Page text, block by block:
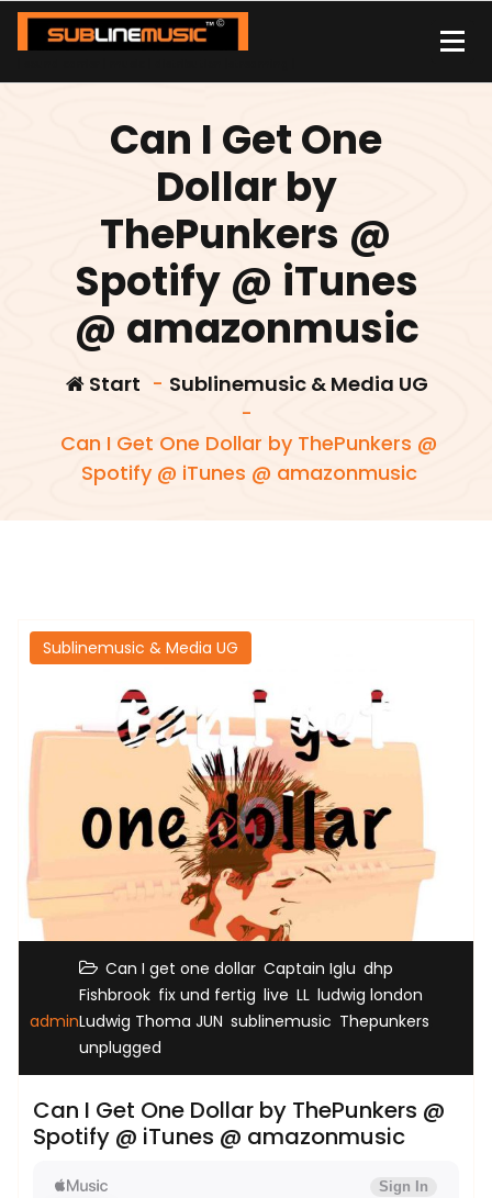
Zum
Inhalt
Can I Get One
Dollar by
ThePunkers @
Spotify @ iTunes
@ amazonmusic
Start - Sublinemusic & Media UG
-
Can I Get One Dollar by ThePunkers @
Spotify @ iTunes @ amazonmusic
Sublinemusic & Media UG
admin
Can I get one dollar Captain Iglu dhp
Fishbrook fix und fertig live LL ludwig london
Ludwig Thoma JUN sublinemusic Thepunkers
unplugged
Can I Get One Dollar by ThePunkers @
Spotify @ iTunes @ amazonmusic